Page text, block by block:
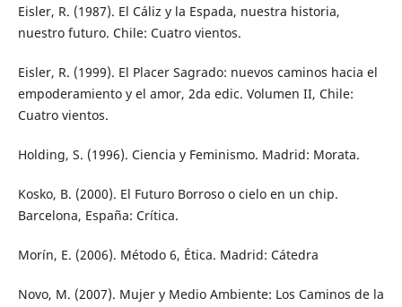
Eisler, R. (1987). El Cáliz y la Espada, nuestra historia,
nuestro futuro. Chile: Cuatro vientos.
Eisler, R. (1999). El Placer Sagrado: nuevos caminos hacia el
empoderamiento y el amor, 2da edic. Volumen II, Chile:
Cuatro vientos.
Holding, S. (1996). Ciencia y Feminismo. Madrid: Morata.
Kosko, B. (2000). El Futuro Borroso o cielo en un chip.
Barcelona, España: Crítica.
Morín, E. (2006). Método 6, Ética. Madrid: Cátedra
Novo, M. (2007). Mujer y Medio Ambiente: Los Caminos de la